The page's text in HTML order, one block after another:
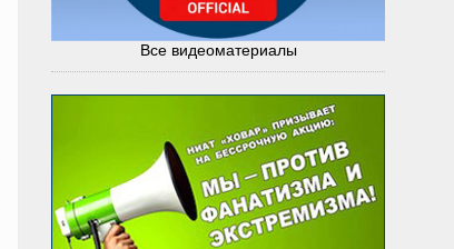
Все видеоматериалы